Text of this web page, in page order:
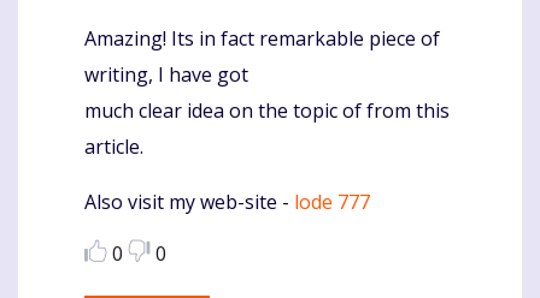
Komentaras
Amazing! Its in fact remarkable piece of
writing, I have got
much clear idea on the topic of from this
article.
Also visit my web-site - lode 777
0
0